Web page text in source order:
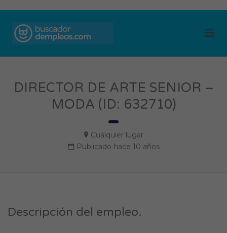
DIRECTOR DE ARTE SENIOR –
MODA (ID: 632710)
Cualquier lugar
Publicado hace 10 años
Descripción del empleo.